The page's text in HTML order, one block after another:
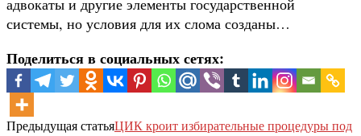
адвокаты и другие элементы государственной
системы, но условия для их слома созданы…
Поделиться в социальных сетях:
Предыдущая статьяЦИК кроит избирательные процедуры под